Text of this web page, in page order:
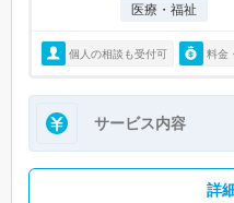
医療・福祉
個人の相談も受付可 料金
サービス内容
詳